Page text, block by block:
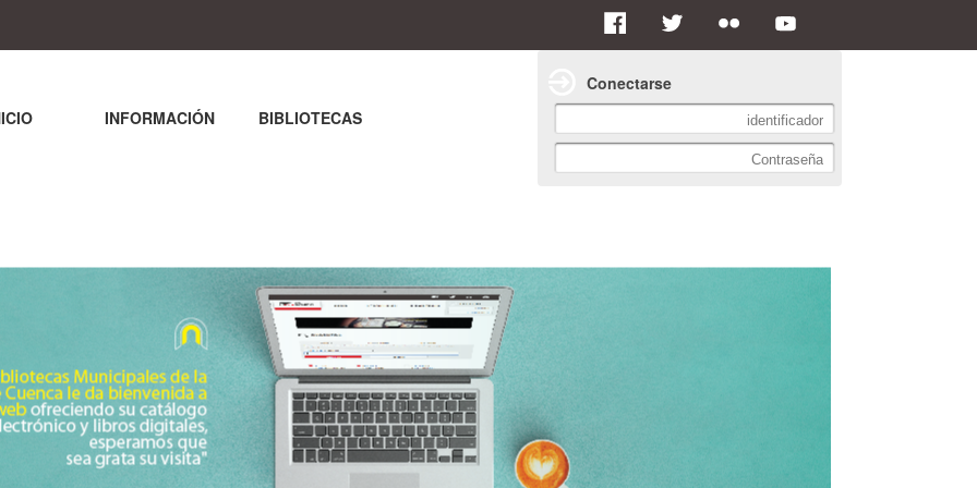
INFORMACIÓN BIBLIOTECAS
Conectarse